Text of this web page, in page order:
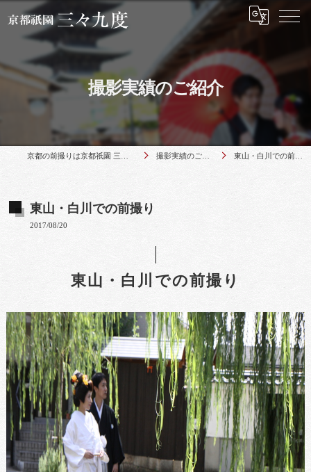
撮影実績のご紹介
撮影実績のご紹介 東山・白川での前撮り
東山・白川での前撮り
2017/08/20
東山・白川での前撮り